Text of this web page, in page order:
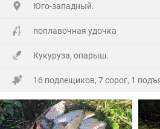
На другой точки, знакомый все-
выудил(последнее фото).
Юго-западный.
поплавочная удочка
Кукуруза, опарыш.
16 подлещиков, 7 сорог, 1